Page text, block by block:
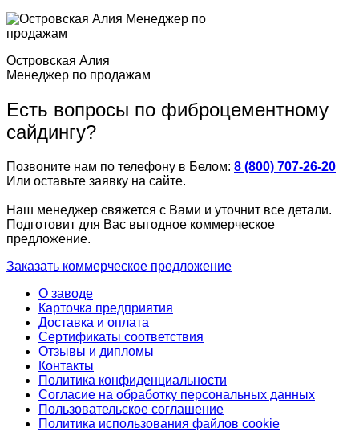
Островская Алия
Менеджер по продажам
Есть вопросы по фиброцементному
сайдингу?
Позвоните нам по телефону в Белом: 8 (800) 707-26-20
Или оставьте заявку на сайте.
Наш менеджер свяжется с Вами и уточнит все детали.
Подготовит для Вас выгодное коммерческое
предложение.
Заказать коммерческое предложение
О заводе
Карточка предприятия
Доставка и оплата
Сертификаты соответствия
Отзывы и дипломы
Контакты
Политика конфиденциальности
Согласие на обработку персональных данных
Пользовательское соглашение
Политика использования файлов cookie